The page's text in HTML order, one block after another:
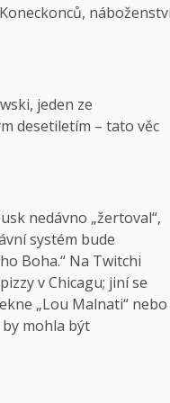
jeden ze
desetiletím – tato věc
nedávno „žertoval“,
systém bude
Boha.“ Na Twitchi
v Chicagu; jiní se
„Lou Malnati“ nebo
by mohla být